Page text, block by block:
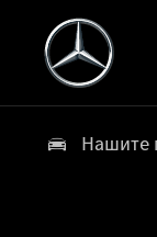
Нашите